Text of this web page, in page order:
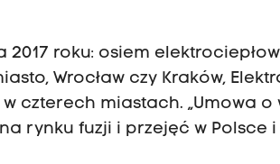
roku: osiem
Wrocław czy Kraków,
czterech miastach. „Umowa o
rynku fuzji i przejęć w Polsce